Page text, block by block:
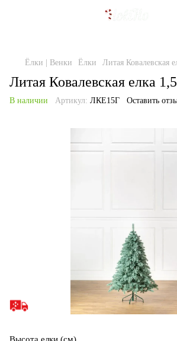
Ёлки | Венки Ёлки Литая Ковалевская
Литая Ковалевская елка
В наличии Артикул: ЛКЕ15Г Оставить
Высота елки (см)